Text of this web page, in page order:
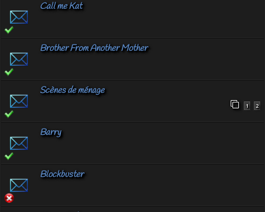
Call me Kat
Brother From Another Mother
Scènes de ménage
1 2
Barry
Blockbuster